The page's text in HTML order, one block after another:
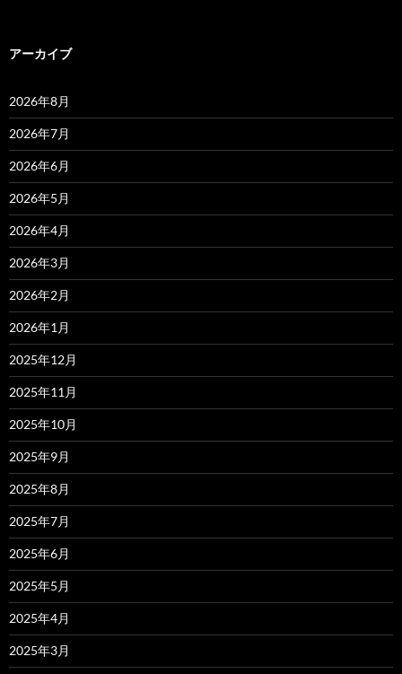
アーカイブ
2026年8月
2026年7月
2026年6月
2026年5月
2026年4月
2026年3月
2026年2月
2026年1月
2025年12月
2025年11月
2025年10月
2025年9月
2025年8月
2025年7月
2025年6月
2025年5月
2025年4月
2025年3月